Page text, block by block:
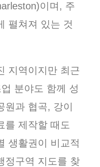
이며, 주
펼쳐져 있는 것
지역이지만 최근
분야도 함께 성
과 협곡, 강이
를 제작할 때도
생활권이 비교적
정구역 지도를 찾